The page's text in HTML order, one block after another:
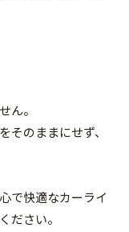
ん。
そのままにせず、
で快適なカーライ
ださい。